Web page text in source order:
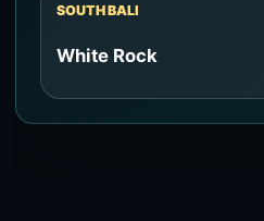
SOUTH BALI
White Rock